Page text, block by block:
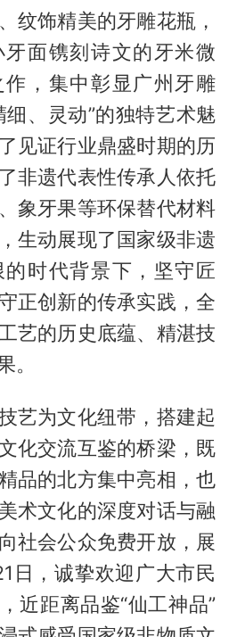
纹饰精美的牙雕花瓶，
面镌刻诗文的牙米微
，集中彰显广州牙雕
细、灵动”的独特艺术魅
见证行业鼎盛时期的历
非遗代表性传承人依托
象牙果等环保替代材料
生动展现了国家级非遗
时代背景下，坚守匠
正创新的传承实践，全
艺的历史底蕴、精湛技
。
艺为文化纽带，搭建起
化交流互鉴的桥梁，既
品的北方集中亮相，也
术文化的深度对话与融
社会公众免费开放，展
日，诚挚欢迎广大市民
近距离品鉴“仙工神品”